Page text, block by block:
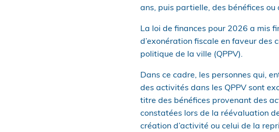
ans, puis partielle, des bénéfices ou
La loi de finances pour 2026 a mis
d’exonération fiscale en faveur des
politique de la ville (QPPV).
Dans ce cadre, les personnes qui,
des activités dans les QPPV sont
titre des bénéfices provenant des
constatées lors de la réévaluation
création d’activité ou celui de la